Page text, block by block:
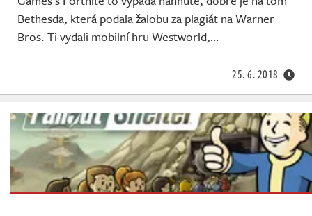
Bethesda, která podala žalobu za plagiát na Warner
Bros. Ti vydali mobilní hru Westworld,…
25. 6. 2018